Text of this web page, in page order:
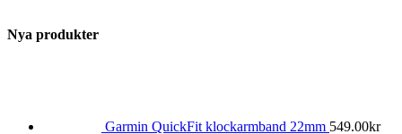
Nya produkter
Garmin QuickFit klockarmband 22mm 549.00kr